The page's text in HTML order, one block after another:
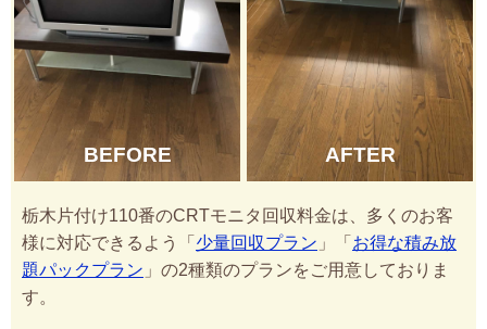
BEFORE AFTER
栃木片付け110番のCRTモニタ回収料金は、多くのお客
様に対応できるよう「 少量回収プラン 」「 お得な積み放
題パックプラン 」の2種類のプランをご用意しておりま
す。